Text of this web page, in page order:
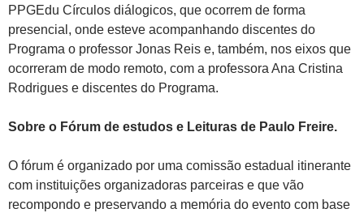
PPGEdu Círculos diálogicos, que ocorrem de forma
presencial, onde esteve acompanhando discentes do
Programa o professor Jonas Reis e, também, nos eixos que
ocorreram de modo remoto, com a professora Ana Cristina
Rodrigues e discentes do Programa.
Sobre o Fórum de estudos e Leituras de Paulo Freire.
O fórum é organizado por uma comissão estadual itinerante
com instituições organizadoras parceiras e que vão
recompondo e preservando a memória do evento com base